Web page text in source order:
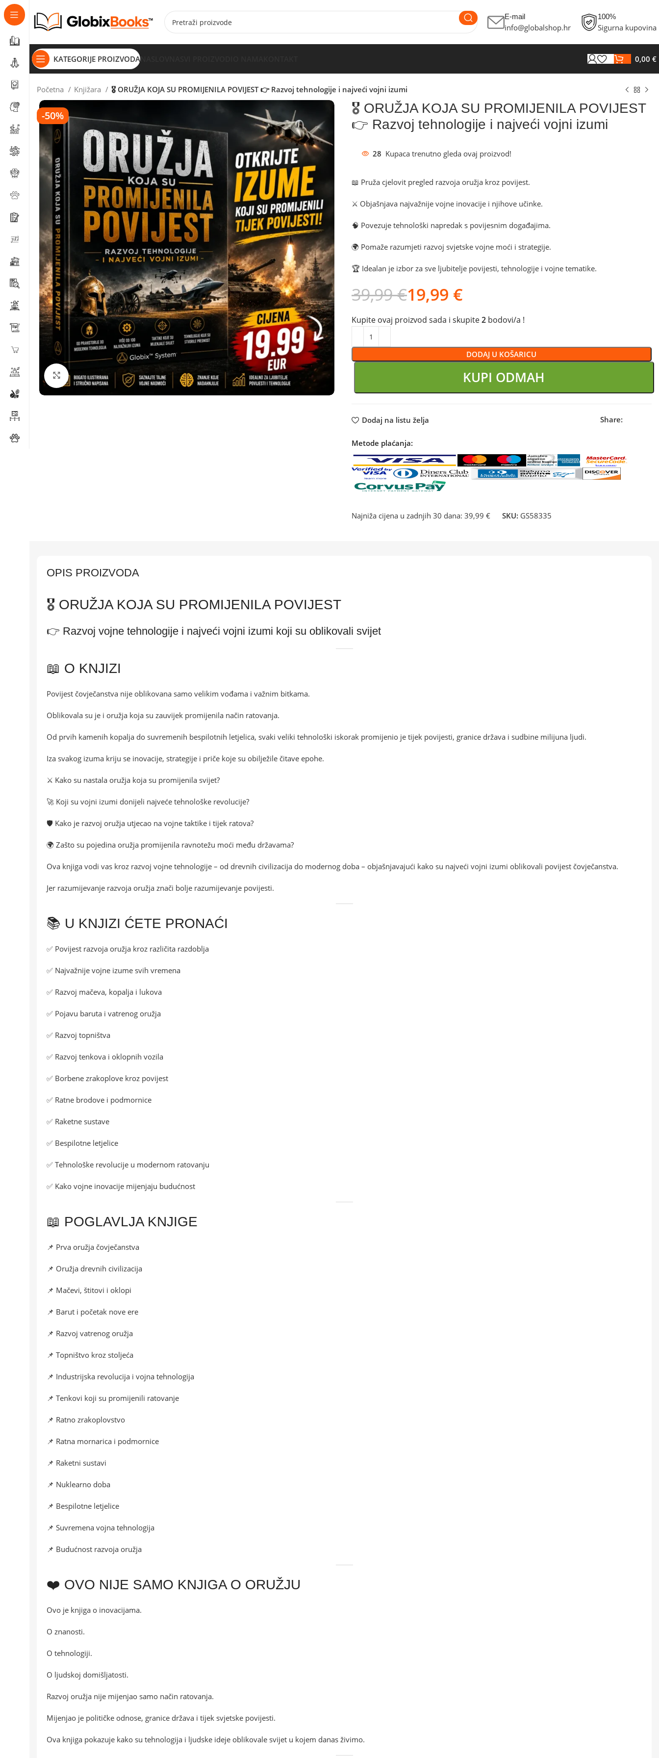
E-mail
info@globalshop.hr
100%
Sigurna kupovina
KATEGORIJE PROIZVODA 0,00 €
Početna Knjižara 🎖️ ORUŽJA KOJA SU PROMIJENILA POVIJEST 👉 Razvoj tehnologije i najveći vojni izumi
-50%
Klikni za povećanje
🎖️ ORUŽJA KOJA SU PROMIJENILA POVIJEST
👉 Razvoj tehnologije i najveći vojni izumi
28 Kupaca trenutno gleda ovaj proizvod!
📖 Pruža cjelovit pregled razvoja oružja kroz povijest.
⚔️ Objašnjava najvažnije vojne inovacije i njihove učinke.
🧠 Povezuje tehnološki napredak s povijesnim događajima.
🌍 Pomaže razumjeti razvoj svjetske vojne moći i strategije.
🏆 Idealan je izbor za sve ljubitelje povijesti, tehnologije i vojne tematike.
39,99€19,99 €
Kupite ovaj proizvod sada i skupite2bodovi/a !
DODAJ U KOŠARICU
KUPI ODMAH
Dodaj na listu želja Share:
Metode plaćanja:
Najniža cijena u zadnjih 30 dana: 39,99 € SKU: GS58335
OPIS PROIZVODA
🎖️ ORUŽJA KOJA SU PROMIJENILA POVIJEST
👉 Razvoj vojne tehnologije i najveći vojni izumi koji su oblikovali svijet
📖 O KNJIZI
Povijest čovječanstva nije oblikovana samo velikim vođama i važnim bitkama.
Oblikovala su je i oružja koja su zauvijek promijenila način ratovanja.
Od prvih kamenih kopalja do suvremenih bespilotnih letjelica, svaki veliki tehnološki iskorak promijenio je tijek povijesti, granice država i sudbine milijuna ljudi.
Iza svakog izuma kriju se inovacije, strategije i priče koje su obilježile čitave epohe.
⚔️ Kako su nastala oružja koja su promijenila svijet?
🚀 Koji su vojni izumi donijeli najveće tehnološke revolucije?
🛡️ Kako je razvoj oružja utjecao na vojne taktike i tijek ratova?
🌍 Zašto su pojedina oružja promijenila ravnotežu moći među državama?
Ova knjiga vodi vas kroz razvoj vojne tehnologije – od drevnih civilizacija do modernog doba – objašnjavajući kako su najveći vojni izumi oblikovali povijest čovječanstva.
Jer razumijevanje razvoja oružja znači bolje razumijevanje povijesti.
📚 U KNJIZI ĆETE PRONAĆI
✅ Povijest razvoja oružja kroz različita razdoblja
✅ Najvažnije vojne izume svih vremena
✅ Razvoj mačeva, kopalja i lukova
✅ Pojavu baruta i vatrenog oružja
✅ Razvoj topništva
✅ Razvoj tenkova i oklopnih vozila
✅ Borbene zrakoplove kroz povijest
✅ Ratne brodove i podmornice
✅ Raketne sustave
✅ Bespilotne letjelice
✅ Tehnološke revolucije u modernom ratovanju
✅ Kako vojne inovacije mijenjaju budućnost
📖 POGLAVLJA KNJIGE
📌 Prva oružja čovječanstva
📌 Oružja drevnih civilizacija
📌 Mačevi, štitovi i oklopi
📌 Barut i početak nove ere
📌 Razvoj vatrenog oružja
📌 Topništvo kroz stoljeća
📌 Industrijska revolucija i vojna tehnologija
📌 Tenkovi koji su promijenili ratovanje
📌 Ratno zrakoplovstvo
📌 Ratna mornarica i podmornice
📌 Raketni sustavi
📌 Nuklearno doba
📌 Bespilotne letjelice
📌 Suvremena vojna tehnologija
📌 Budućnost razvoja oružja
❤️ OVO NIJE SAMO KNJIGA O ORUŽJU
Ovo je knjiga o inovacijama.
O znanosti.
O tehnologiji.
O ljudskoj domišljatosti.
Razvoj oružja nije mijenjao samo način ratovanja.
Mijenjao je političke odnose, granice država i tijek svjetske povijesti.
Ova knjiga pokazuje kako su tehnologija i ljudske ideje oblikovale svijet u kojem danas živimo.